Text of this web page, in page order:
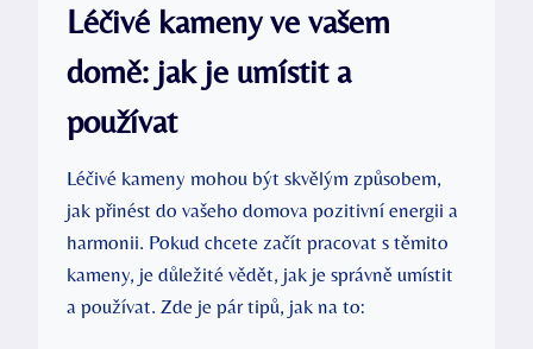
Léčivé kameny ve vašem
domě: jak je umístit a
používat
Léčivé kameny mohou být skvělým způsobem,
jak přinést do vašeho domova pozitivní energii a
harmonii. Pokud chcete začít pracovat s těmito
kameny, je důležité vědět, jak je správně umístit
a používat. Zde je pár tipů, jak na to: